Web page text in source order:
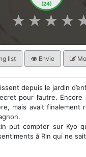
(24)
★
★
★
★
list Envie
depuis le jardin
pour l’autre.
mais avait finalement
put compter sur Kyo
à Rin qui ne